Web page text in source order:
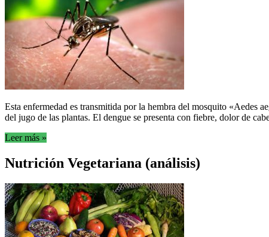
Esta enfermedad es transmitida por la hembra del mosquito «Aedes
del jugo de las plantas. El dengue se presenta con fiebre, dolor de
Leer más »
Nutrición Vegetariana (análisis)